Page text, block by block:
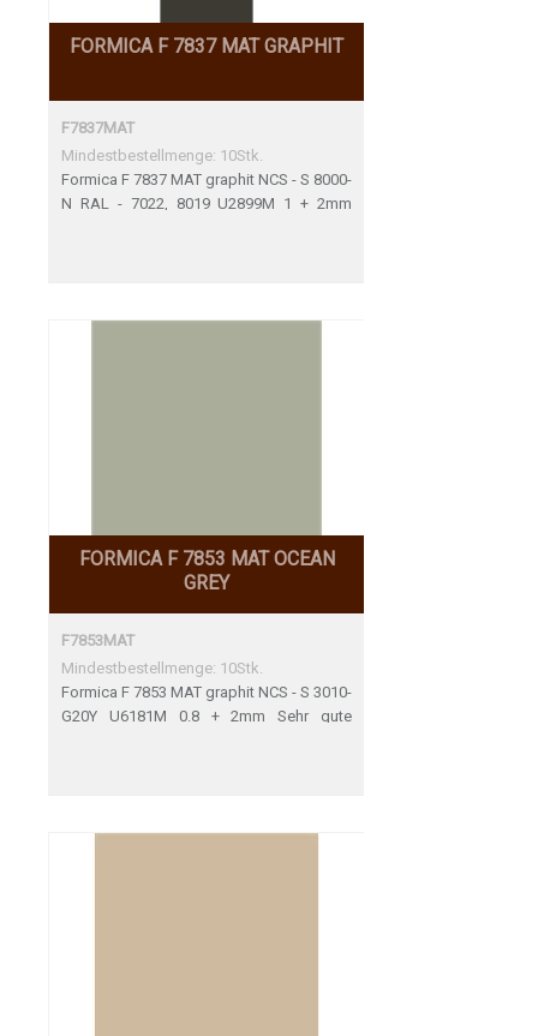
FORMICA F 7837 MAT GRAPHIT
F7837MAT
Mindestbestellmenge: 10Stk.
Formica F 7837 MAT graphit NCS - S 8000-
N RAL - 7022, 8019 U2899M 1 + 2mm
FORMICA F 7853 MAT OCEAN
GREY
F7853MAT
Mindestbestellmenge: 10Stk.
Formica F 7853 MAT graphit NCS - S 3010-
G20Y U6181M 0.8 + 2mm Sehr gute